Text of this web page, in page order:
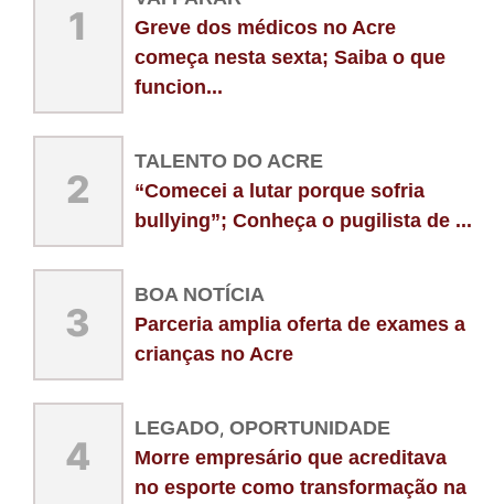
1
Greve dos médicos no Acre
começa nesta sexta; Saiba o que
funcion...
2
TALENTO DO ACRE
“Comecei a lutar porque sofria
bullying”; Conheça o pugilista de ...
3
BOA NOTÍCIA
Parceria amplia oferta de exames a
crianças no Acre
4
LEGADO, OPORTUNIDADE
Morre empresário que acreditava
no esporte como transformação na